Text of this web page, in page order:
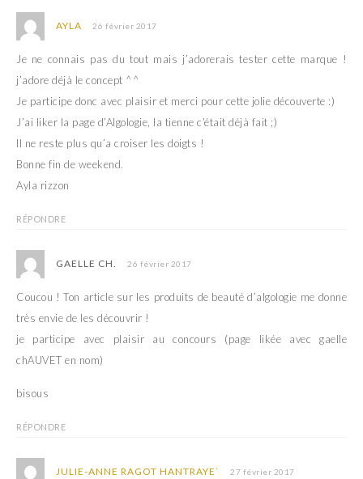
AYLA 26 février 2017
Je ne connais pas du tout mais j’adorerais tester cette marque !
j’adore déjà le concept ^^
Je participe donc avec plaisir et merci pour cette jolie découverte :)
J’ai liker la page d’Algologie, la tienne c’était déjà fait ;)
Il ne reste plus qu’a croiser les doigts !
Bonne fin de weekend.
Ayla rizzon
RÉPONDRE
GAELLE CH. 26 février 2017
Coucou ! Ton article sur les produits de beauté d’algologie me donne
très envie de les découvrir !
je participe avec plaisir au concours (page likée avec gaelle
chAUVET en nom)
bisous
RÉPONDRE
JULIE-ANNE RAGOT HANTRAYE` 27 février 2017